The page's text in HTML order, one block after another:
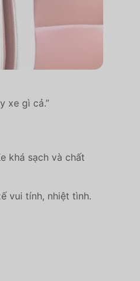
xe gì cả.”
khá sạch và chất
vui tính, nhiệt tình.